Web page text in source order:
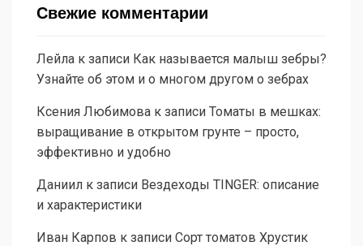
Свежие комментарии
Лейла к записи Как называется малыш зебры?
Узнайте об этом и о многом другом о зебрах
Ксения Любимова к записи Томаты в мешках:
выращивание в открытом грунте – просто,
эффективно и удобно
Даниил к записи Вездеходы TINGER: описание
и характеристики
Иван Карпов к записи Сорт томатов Хрустик